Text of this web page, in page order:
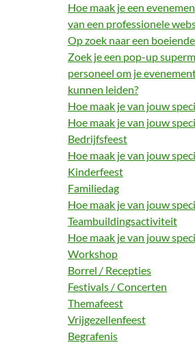
Hoe maak je een
van een professionele
Op zoek naar een
Zoek je een pop-up
personeel om je
kunnen leiden?
Hoe maak je van jouw
Hoe maak je van jouw
Bedrijfsfeest
Hoe maak je van jouw
Kinderfeest
Familiedag
Hoe maak je van jouw
Teambuildingsactiviteit
Hoe maak je van jouw
Workshop
Borrel / Recepties
Festivals / Concerten
Themafeest
Vrijgezellenfeest
Begrafenis